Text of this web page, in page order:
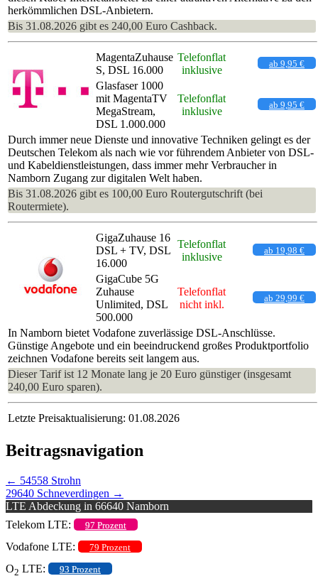
herkömmlichen DSL-Anbietern.
Bis 31.08.2026 gibt es 240,00 Euro Cashback.
MagentaZuhause
S, DSL 16.000
Telefonflat
inklusive
ab 9,95 €
Glasfaser 1000
mit MagentaTV
MegaStream,
DSL 1.000.000
Telefonflat
inklusive
ab 9,95 €
Durch immer neue Dienste und innovative Techniken gelingt es der
Deutschen Telekom als nach wie vor führendem Anbieter von DSL-
und Kabeldienstleistungen, dass immer mehr Verbraucher in
Namborn Zugang zur digitalen Welt haben.
Bis 31.08.2026 gibt es 100,00 Euro Routergutschrift (bei
Routermiete).
GigaZuhause 16
DSL + TV, DSL
16.000
Telefonflat
inklusive
ab 19,98 €
GigaCube 5G
Zuhause
Unlimited, DSL
500.000
Telefonflat
nicht inkl.
ab 29,99 €
In Namborn bietet Vodafone zuverlässige DSL-Anschlüsse.
Günstige Angebote und ein beeindruckend großes Produktportfolio
zeichnen Vodafone bereits seit langem aus.
Dieser Tarif ist 12 Monate lang je 20 Euro günstiger (insgesamt
240,00 Euro sparen).
Letzte Preisaktualisierung: 01.08.2026
Beitragsnavigation
← 54558 Strohn
29640 Schneverdingen →
LTE Abdeckung in 66640 Namborn
Telekom LTE:
97 Prozent
Vodafone LTE: 79 Prozent
O2 LTE: 93 Prozent